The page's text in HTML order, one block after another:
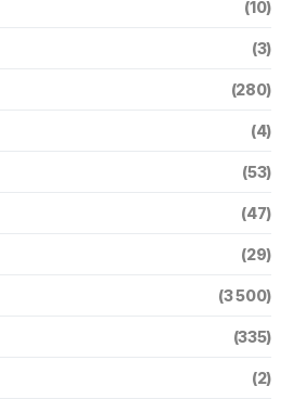
(10)
(3)
(280)
(4)
(53)
(47)
(29)
(3 500)
(335)
(2)